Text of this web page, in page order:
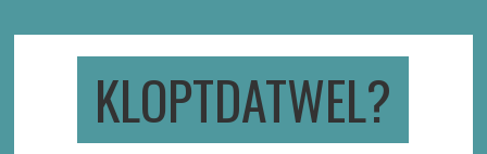
KLOPTDATWEL?